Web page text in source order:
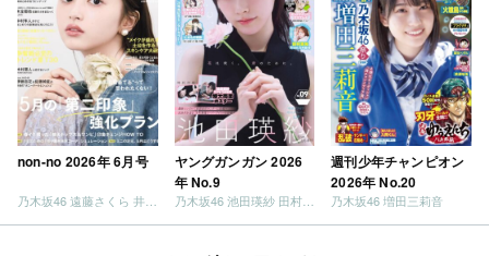
non-no 2026年 6月号
ヤングガンガン 2026
年 No.9
乃木坂46 池田瑛紗 田村真佑
週刊少年チャンピオン
2026年 No.20
乃木坂46 増田三莉音